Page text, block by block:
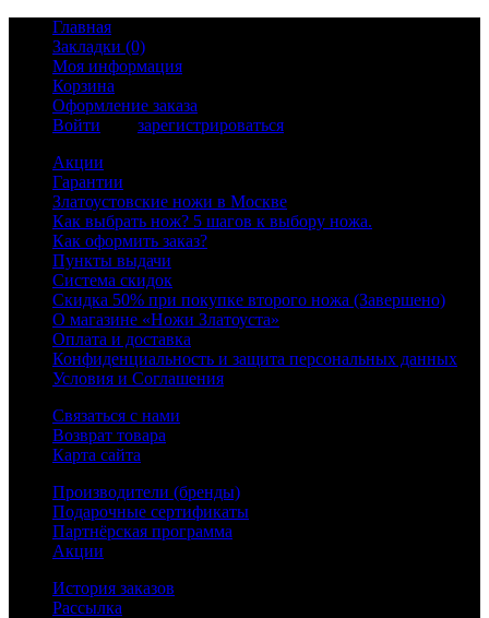
Главная
Закладки (0)
Моя информация
Корзина
Оформление заказа
Войти
зарегистрироваться
Акции
Гарантии
Златоустовские ножи в Москве
Как выбрать нож? 5 шагов к выбору ножа.
Как оформить заказ?
Пункты выдачи
Система скидок
Скидка 50% при покупке второго ножа (Завершено)
О магазине «Ножи Златоуста»
Оплата и доставка
Конфиденциальность и защита персональных данных
Условия и Соглашения
Связаться с нами
Возврат товара
Карта сайта
Производители (бренды)
Подарочные сертификаты
Партнёрская программа
Акции
История заказов
Рассылка